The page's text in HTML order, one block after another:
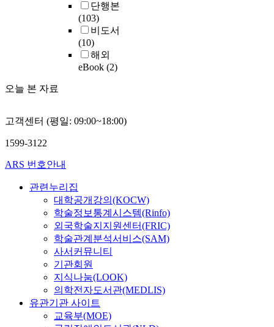
단행본
(103)
비도서
(10)
해외
eBook (2)
오늘 본 자료
고객센터 (평일: 09:00~18:00)
1599-3122
ARS 번호안내
관련누리집
대학공개강의(KOCW)
학술정보통계시스템(Rinfo)
외국학술지지원센터(FRIC)
학술관계분석서비스(SAM)
사서커뮤니티
기관회원
지식나눔(LOOK)
의학전자도서관(MEDLIS)
유관기관 사이트
교육부(MOE)